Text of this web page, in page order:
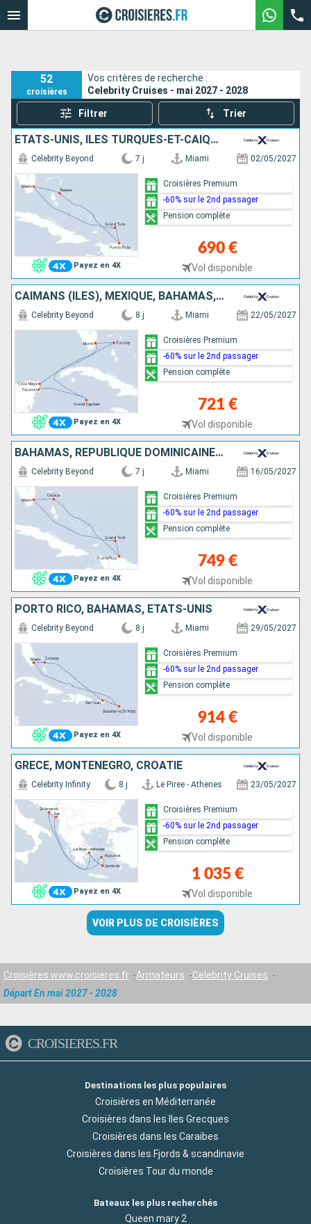
52
croisières
Vos critères de recherche :
Celebrity Cruises - mai 2027 - 2028
Filtrer Trier
ÉTATS-UNIS, ÎLES TURQUES-ET-CAÏQUES, RÉPUBLIQUE DOMINICAINE, BAHAMAS
Payez en 4X
Celebrity Beyond 7 j Miami 02/05/2027
690 €
Vol disponible
Croisières Premium
-60% sur le 2nd passager
Pension complète
CAÏMANS (ÎLES), MEXIQUE, BAHAMAS, ÉTATS-UNIS
Payez en 4X
Celebrity Beyond 8 j Miami 22/05/2027
721 €
Vol disponible
Croisières Premium
-60% sur le 2nd passager
Pension complète
BAHAMAS, RÉPUBLIQUE DOMINICAINE, ÎLES TURQUES-ET-CAÏQUES, ÉTATS-UNIS
Payez en 4X
Celebrity Beyond 7 j Miami 16/05/2027
749 €
Vol disponible
Croisières Premium
-60% sur le 2nd passager
Pension complète
PORTO RICO, BAHAMAS, ÉTATS-UNIS
Payez en 4X
Celebrity Beyond 8 j Miami 29/05/2027
914 €
Vol disponible
Croisières Premium
-60% sur le 2nd passager
Pension complète
GRÈCE, MONTÉNÉGRO, CROATIE
Payez en 4X
Celebrity Infinity 8 j Le Piree - Athenes 23/05/2027
1 035 €
Vol disponible
Croisières Premium
-60% sur le 2nd passager
Pension complète
VOIR PLUS DE CROISIÈRES
Croisières www.croisieres.fr Armateurs
Celebrity Cruises
Départ En mai 2027 - 2028
CROISIERES.FR
Destinations les plus populaires
Croisières en Méditerranée
Croisières dans les Iles Grecques
Croisières dans les Caraibes
Croisières dans les Fjords & scandinavie
Croisières Tour du monde
Bateaux les plus recherchés
Queen mary 2